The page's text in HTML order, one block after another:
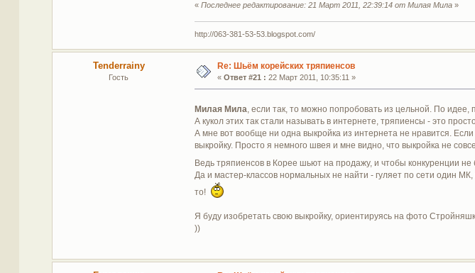
« Последнее редактирование: 21 Март 2011, 22:39:14 от Милая Мила»
http://063-381-53-53.blogspot.com/
Tenderrainy
Гость
Re: Шьём корейских тряпиенсов
« Ответ #21 : 22 Март 2011, 10:35:11 »
Милая Мила, если так, то можно попробовать из цельной. По идее,
А кукол этих так стали называть в интернете, тряпиенсы - это
А мне вот вообще ни одна выкройка из интернета не нравится.
выкройку. Просто я немного швея и мне видно, что выкройка не
Ведь тряпиенсов в Корее шьют на продажу, и чтобы конкуренции
Да и мастер-классов нормальных не найти - гуляет по сети один
то!
Я буду изобретать свою выкройку, ориентируясь на фото
))